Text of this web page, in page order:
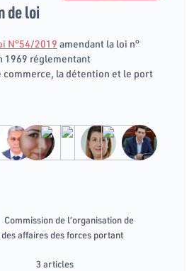
de loi
N°54/2019 amendant la loi n°
1969 réglementant
la détention et le port
Commission de l’organisation de
affaires des forces portant
3 articles